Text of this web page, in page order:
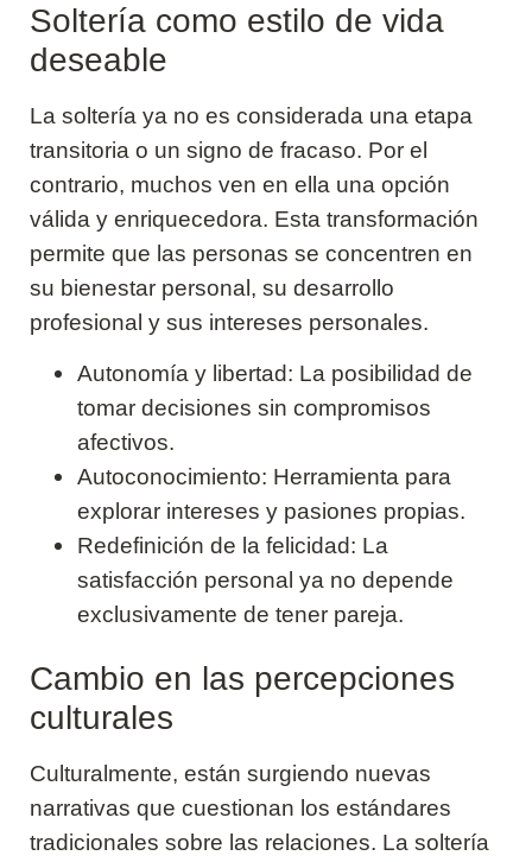
Soltería como estilo de vida
deseable
La soltería ya no es considerada una etapa
transitoria o un signo de fracaso. Por el
contrario, muchos ven en ella una opción
válida y enriquecedora. Esta transformación
permite que las personas se concentren en
su bienestar personal, su desarrollo
profesional y sus intereses personales.
Autonomía y libertad: La posibilidad de
tomar decisiones sin compromisos
afectivos.
Autoconocimiento: Herramienta para
explorar intereses y pasiones propias.
Redefinición de la felicidad: La
satisfacción personal ya no depende
exclusivamente de tener pareja.
Cambio en las percepciones
culturales
Culturalmente, están surgiendo nuevas
narrativas que cuestionan los estándares
tradicionales sobre las relaciones. La soltería